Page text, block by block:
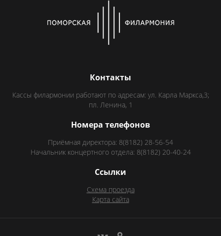
Контакты
Кассы филармонии работают по адресам: ул. Карла Маркса,3;
пл. Ленина, 1
Номера телефонов
Приёмная директора: 8(8182) 28-56-54
Начальник концертного отдела: 8(8182) 20-40-24
Ссылки
Схема проезда
Карта сайта